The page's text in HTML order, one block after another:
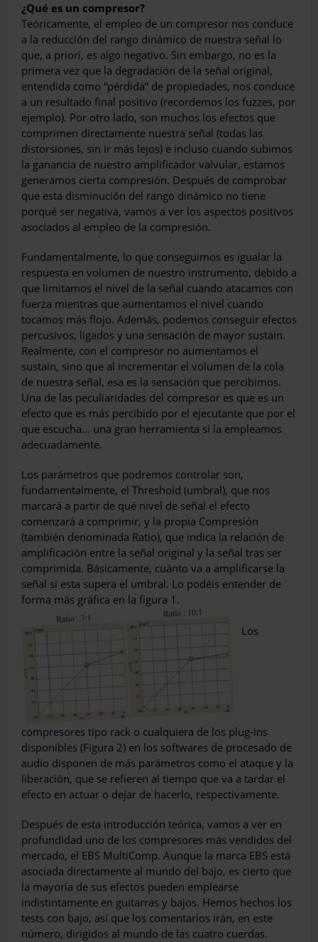
¿Qué es un compresor?
Teóricamente, el empleo de un compresor nos conduce
a la reducción del rango dinámico de nuestra señal lo
que, a priori, es algo negativo. Sin embargo, no es la
primera vez que la degradación de la señal original,
entendida como “pérdida” de propiedades, nos conduce
a un resultado final positivo (recordemos los fuzzes, por
ejemplo). Por otro lado, son muchos los efectos que
comprimen directamente nuestra señal (todas las
distorsiones, sin ir más lejos) e incluso cuando subimos
la ganancia de nuestro amplificador valvular, estamos
generamos cierta compresión. Después de comprobar
que esta disminución del rango dinámico no tiene
porqué ser negativa, vamos a ver los aspectos positivos
asociados al empleo de la compresión.
Fundamentalmente, lo que conseguimos es igualar la
respuesta en volumen de nuestro instrumento, debido a
que limitamos el nivel de la señal cuando atacamos con
fuerza mientras que aumentamos el nivel cuando
tocamos más flojo. Además, podemos conseguir efectos
percusivos, ligados y una sensación de mayor sustain.
Realmente, con el compresor no aumentamos el
sustain, sino que al incrementar el volumen de la cola
de nuestra señal, esa es la sensación que percibimos.
Una de las peculiaridades del compresor es que es un
efecto que es más percibido por el ejecutante que por el
que escucha… una gran herramienta si la empleamos
adecuadamente.
Los parámetros que podremos controlar son,
fundamentalmente, el Threshold (umbral), que nos
marcará a partir de qué nivel de señal el efecto
comenzará a comprimir, y la propia Compresión
(también denominada Ratio), que indica la relación de
amplificación entre la señal original y la señal tras ser
comprimida. Básicamente, cuánto va a amplificarse la
señal si esta supera el umbral. Lo podéis entender de
forma más gráfica en la figura 1.
Los
compresores tipo rack o cualquiera de los plug-ins
disponibles (Figura 2) en los softwares de procesado de
audio disponen de más parámetros como el ataque y la
liberación, que se refieren al tiempo que va a tardar el
efecto en actuar o dejar de hacerlo, respectivamente.
Después de esta introducción teórica, vamos a ver en
profundidad uno de los compresores más vendidos del
mercado, el EBS MultiComp. Aunque la marca EBS está
asociada directamente al mundo del bajo, es cierto que
la mayoría de sus efectos pueden emplearse
indistintamente en guitarras y bajos. Hemos hechos los
tests con bajo, así que los comentarios irán, en este
número, dirigidos al mundo de las cuatro cuerdas.